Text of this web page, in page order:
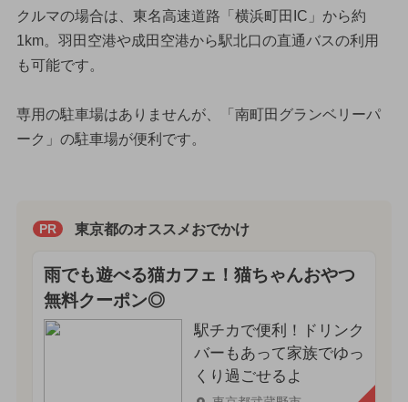
クルマの場合は、東名高速道路「横浜町田IC」から約
1km。羽田空港や成田空港から駅北口の直通バスの利用
も可能です。
専用の駐車場はありませんが、「南町田グランベリーパ
ーク」の駐車場が便利です。
PR 東京都のオススメおでかけ
雨でも遊べる猫カフェ！猫ちゃんおやつ
無料クーポン◎
駅チカで便利！ドリンク
バーもあって家族でゆっ
くり過ごせるよ